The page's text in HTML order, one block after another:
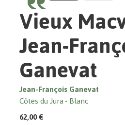
Vieux
Jean-
Ganevat
Jean-François Ganevat
Côtes du Jura Blanc
62,00 €